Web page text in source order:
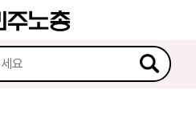
케치북5